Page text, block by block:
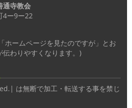
通寺教会
4ー9ー22
ホームページを見たのですが」とお
わりやすくなります。)
は無断で加工・転送する事を禁じ